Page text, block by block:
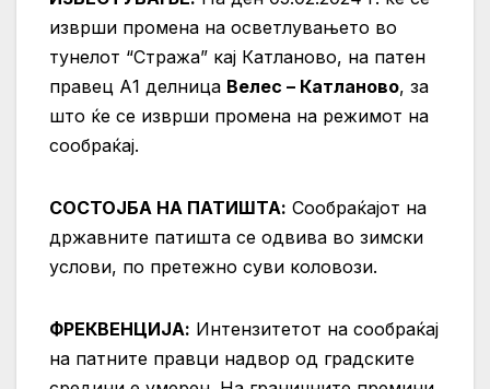
изврши промена на осветлувањето во
тунелот “Стража” кај Катланово, на патен
правец А1 делница Велес – Катланово, за
што ќе се изврши промена на режимот на
сообраќај.
СОСТОЈБА НА ПАТИШТА: Сообраќајот на
државните патишта се одвива во зимски
услови, по претежно суви коловози.
ФРЕКВЕНЦИЈА: Интензитетот на сообраќај
на патните правци надвор од градските